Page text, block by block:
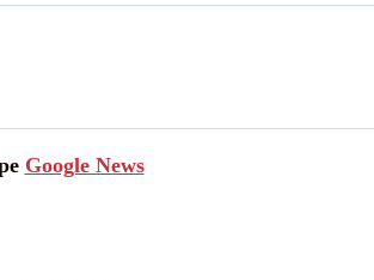
Google News